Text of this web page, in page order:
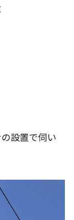
設置で伺い